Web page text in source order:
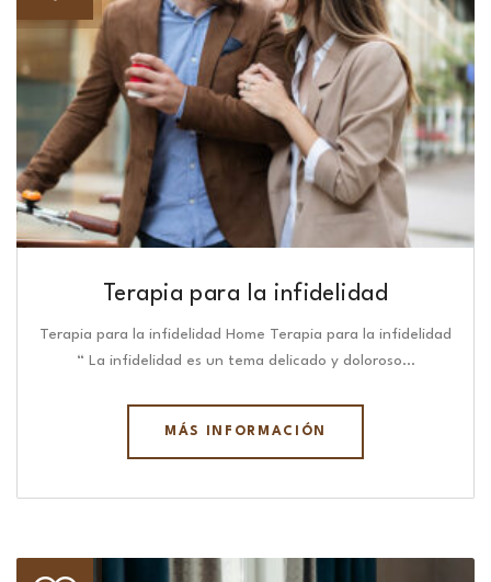
Terapia para la infidelidad
Terapia para la infidelidad Home Terapia para la infidelidad
“ La infidelidad es un tema delicado y doloroso…
MÁS INFORMACIÓN